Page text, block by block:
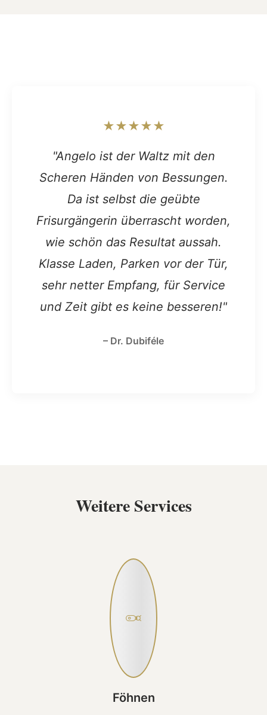
★★★★★
"Angelo ist der Waltz mit den
Scheren Händen von Bessungen.
Da ist selbst die geübte
Frisurgängerin überrascht worden,
wie schön das Resultat aussah.
Klasse Laden, Parken vor der Tür,
sehr netter Empfang, für Service
und Zeit gibt es keine besseren!"
– Dr. Dubiféle
Weitere Services
Föhnen